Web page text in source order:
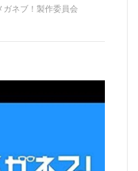
ネブ！製作委員会